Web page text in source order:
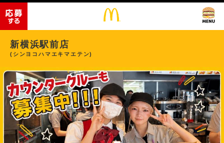
新横浜駅前店
(シンヨコハマエキマエテン)